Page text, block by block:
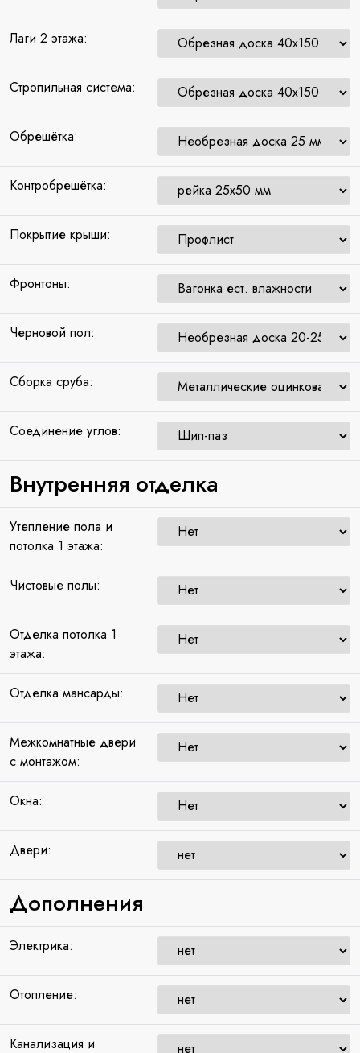
Лаги 2 этажа:
Стропильная система:
Обрешётка:
Контробрешётка:
Покрытие крыши:
Фронтоны:
Черновой пол:
Сборка сруба:
Соединение углов:
Внутренняя отделка
Утепление пола и
потолка 1 этажа:
Чистовые полы:
Отделка потолка 1
этажа:
Отделка мансарды:
Межкомнатные двери
с монтажом:
Окна:
Двери:
Дополнения
Электрика:
Отопление:
Канализация и